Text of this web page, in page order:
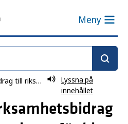
Meny
Verksamhetsbidrag till riksorganisationer för hiv- och STI-prevention 2027
Lyssna på
innehållet